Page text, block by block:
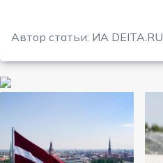
Автор статьи: ИА DEITA.RU